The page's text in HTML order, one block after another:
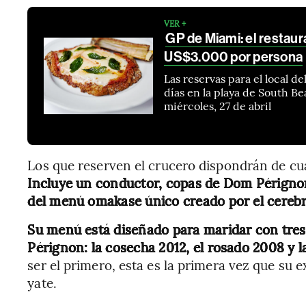
VER +
GP de Miami: el
US$3.000 por persona
Las reservas para el local
días en la playa de South
miércoles, 27 de abril
Los que reserven el crucero dispondrán de
Incluye un conductor, copas de Dom
del menú omakase único creado por el
Su menú está diseñado para maridar con
Pérignon: la cosecha 2012, el rosado 2008 y
ser el primero, esta es la primera vez que su
yate.